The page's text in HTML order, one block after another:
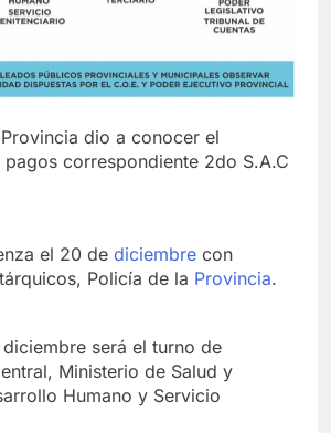
dio a conocer el
correspondiente 2do S.A.C
el 20 de diciembre con
Policía de la Provincia.
será el turno de
Ministerio de Salud y
Humano y Servicio